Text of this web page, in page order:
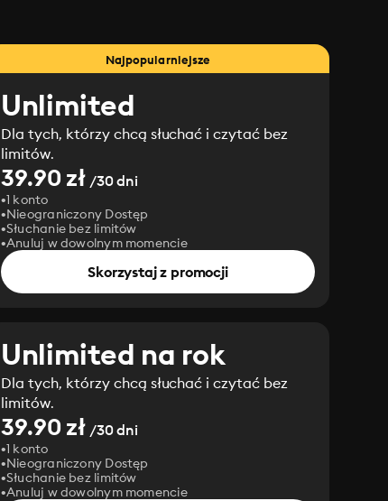
Najpopularniejsze
Unlimited
Dla tych, którzy chcą słuchać i czytać bez
limitów.
39.90 zł/30 dni
1 konto
Nieograniczony Dostęp
Słuchanie bez limitów
Anuluj w dowolnym momencie
Skorzystaj z promocji
Unlimited na rok
Dla tych, którzy chcą słuchać i czytać bez
limitów.
39.90 zł/30 dni
1 konto
Nieograniczony Dostęp
Słuchanie bez limitów
Anuluj w dowolnym momencie